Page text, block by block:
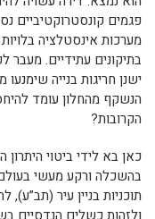
פגמים קונסטרוקטיביים
מערכות אינסטלציה
בתיקונים עתידיים. מעבר
ישנן חריגות בנייה
הנשקף מהחלון עומד
הקרובות?
כאן בא לידי ביטוי
בהשכלה ורקע מעשי בעולם
תוכניות בניין עיר